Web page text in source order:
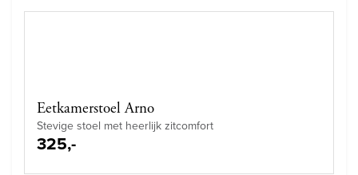
Eetkamerstoel Arno
Stevige stoel met heerlijk zitcomfort
325,-